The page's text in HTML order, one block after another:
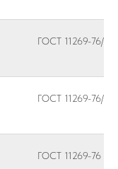
ГОСТ 11269-76/
ГОСТ 11269-76/
ГОСТ 11269-76